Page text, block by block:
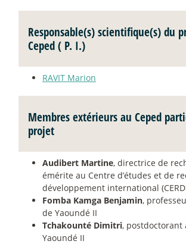
Responsable(s) scientifique(s) du
Ceped ( P. I.)
RAVIT Marion
Membres extérieurs au Ceped
projet
Audibert Martine, directrice de
émérite au Centre d’études et de
développement international
Fomba Kamga Benjamin,
de Yaoundé II
Tchakounté Dimitri, postdoctorant
Yaoundé II